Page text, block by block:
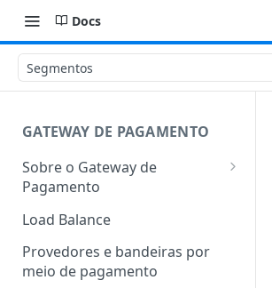
Docs
Segmentos
GATEWAY DE PAGAMENTO
Sobre o Gateway de
Pagamento
Arquitetura da integração
Ambientes de teste e
produção
Load Balance
Provedores e bandeiras por
meio de pagamento